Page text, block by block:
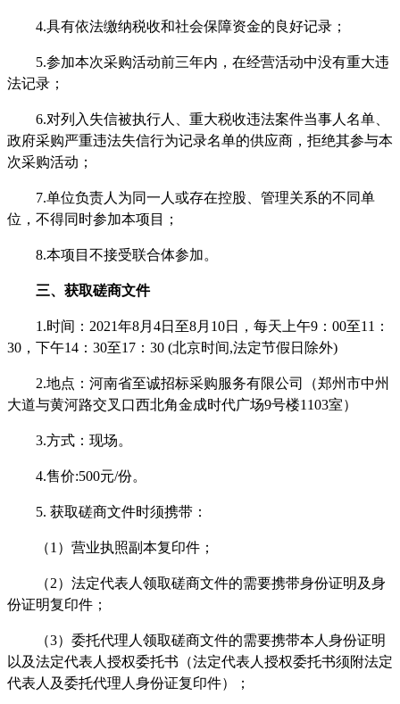
4.具有依法缴纳税收和社会保障资金的良好记录；
5.参加本次采购活动前三年内，在经营活动中没有重大违
法记录；
6.对列入失信被执行人、重大税收违法案件当事人名单、
政府采购严重违法失信行为记录名单的供应商，拒绝其参与本
次采购活动；
7.单位负责人为同一人或存在控股、管理关系的不同单
位，不得同时参加本项目；
8.本项目不接受联合体参加。
三、获取磋商文件
1.时间：2021年8月4日至8月10日，每天上午9：00至11：
30，下午14：30至17：30 (北京时间,法定节假日除外)
2.地点：河南省至诚招标采购服务有限公司（郑州市中州
大道与黄河路交叉口西北角金成时代广场9号楼1103室）
3.方式：现场。
4.售价:500元/份。
5. 获取磋商文件时须携带：
（1）营业执照副本复印件；
（2）法定代表人领取磋商文件的需要携带身份证明及身
份证明复印件；
（3）委托代理人领取磋商文件的需要携带本人身份证明
以及法定代表人授权委托书（法定代表人授权委托书须附法定
代表人及委托代理人身份证复印件）；